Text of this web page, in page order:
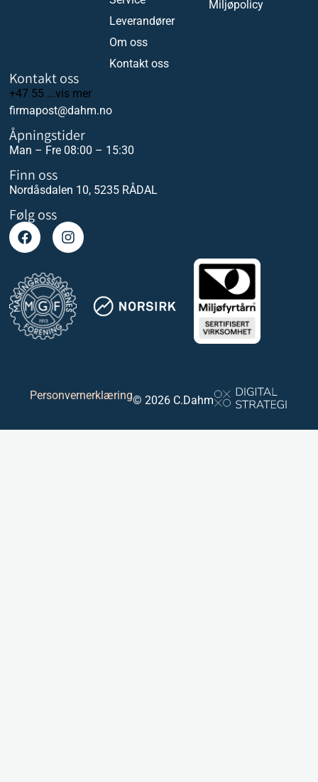
Leverandører
Om oss
Kontakt oss
Miljøpolicy
Kontakt oss
+47 55 ...vis mer
firmapost@dahm.no
Åpningstider
Man – Fre 08:00 – 15:30
Finn oss
Nordåsdalen 10, 5235 RÅDAL
Følg oss
Personvernerklæring© 2026 C.Dahm